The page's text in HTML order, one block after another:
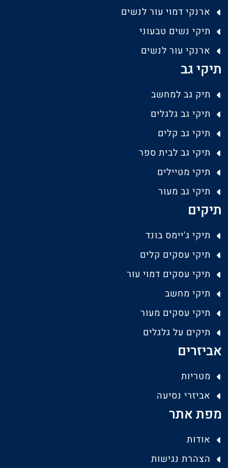
ארנקי דמוי עור לנשים
תיקי נשים טבעוני
ארנקי עור לנשים
תיקי גב
תיק גב למחשב
תיקי גב גלגלים
תיקי גב קלים
תיקי גב לבית ספר
תיקי מטיילים
תיקי גב מעור
תיקים
תיקי ג'יימס בונד
תיקי עסקים קלים
תיקי עסקים דמוי עור
תיקי מחשב
תיקי עסקים מעור
תיקים על גלגלים
אביזרים
מטריות
אביזרי נסיעה
מפת אתר
אודות
הצהרת נגישות